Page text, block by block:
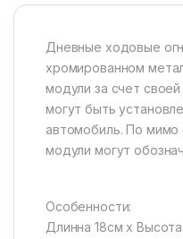
Дневные ходовые
хромированном
модули за счет
могут быть
автомобиль. По
модули могут
Особенности:
Длинна 18см х